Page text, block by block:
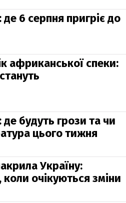
де 6 серпня пригріє до
африканської спеки:
де будуть грози та чи
цього тижня
Україну:
очікуються зміни